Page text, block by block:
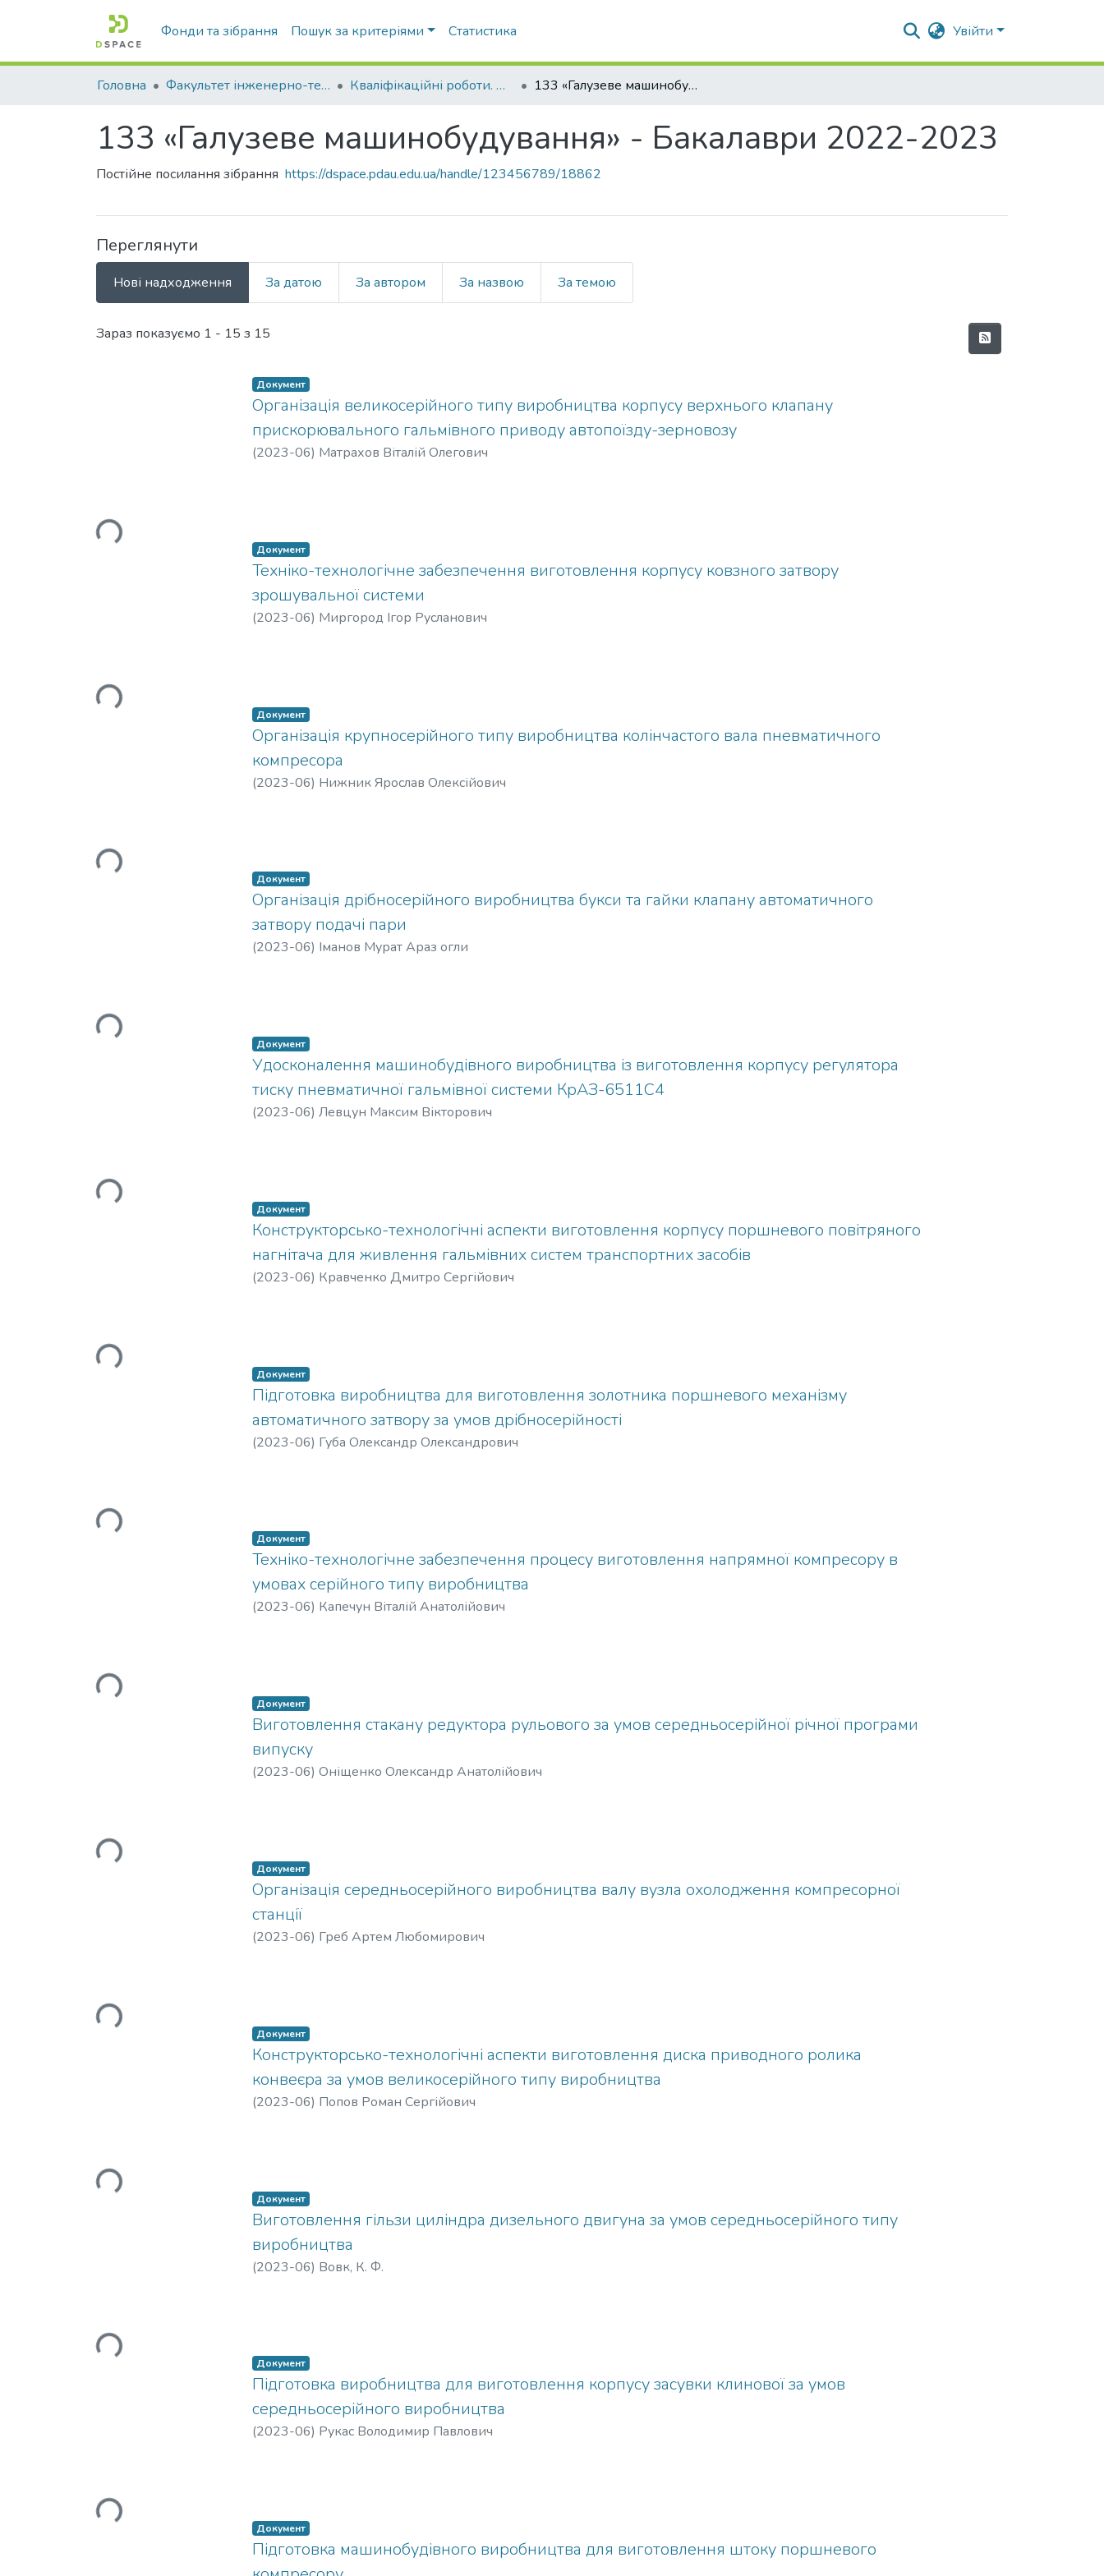
Фонди та зібрання Пошук за критеріями Статистика Увійти
Головна Факультет інженерно-технологічний Кваліфікаційні роботи. Факультет інженерно-технологічний 133 «Галузеве машинобудування» - Бакалаври 2022-2023
133 «Галузеве машинобудування» - Бакалаври 2022-2023
Постійне посилання зібрання https://dspace.pdau.edu.ua/handle/123456789/18862
Переглянути
Нові надходження За датою За автором За назвою За темою
Нові надходження
Зараз показуємо 1 - 15 з 15
Вантажиться...
Документ
Організація великосерійного типу виробництва корпусу верхнього клапану
прискорювального гальмівного приводу автопоїзду-зерновозу
(2023-06) Матрахов Віталій Олегович
Вантажиться...
Документ
Техніко-технологічне забезпечення виготовлення корпусу ковзного затвору
зрошувальної системи
(2023-06) Миргород Ігор Русланович
Вантажиться...
Документ
Організація крупносерійного типу виробництва колінчастого вала пневматичного
компресора
(2023-06) Нижник Ярослав Олексійович
Вантажиться...
Документ
Організація дрібносерійного виробництва букси та гайки клапану автоматичного
затвору подачі пари
(2023-06) Іманов Мурат Араз огли
Вантажиться...
Документ
Удосконалення машинобудівного виробництва із виготовлення корпусу регулятора
тиску пневматичної гальмівної системи КрАЗ-6511С4
(2023-06) Левцун Максим Вікторович
Вантажиться...
Документ
Конструкторсько-технологічні аспекти виготовлення корпусу поршневого повітряного
нагнітача для живлення гальмівних систем транспортних засобів
(2023-06) Кравченко Дмитро Сергійович
Вантажиться...
Документ
Підготовка виробництва для виготовлення золотника поршневого механізму
автоматичного затвору за умов дрібносерійності
(2023-06) Губа Олександр Олександрович
Вантажиться...
Документ
Техніко-технологічне забезпечення процесу виготовлення напрямної компресору в
умовах серійного типу виробництва
(2023-06) Капечун Віталій Анатолійович
Вантажиться...
Документ
Виготовлення стакану редуктора рульового за умов середньосерійної річної програми
випуску
(2023-06) Оніщенко Олександр Анатолійович
Вантажиться...
Документ
Організація середньосерійного виробництва валу вузла охолодження компресорної
станції
(2023-06) Греб Артем Любомирович
Вантажиться...
Документ
Конструкторсько-технологічні аспекти виготовлення диска приводного ролика
конвеєра за умов великосерійного типу виробництва
(2023-06) Попов Роман Сергійович
Вантажиться...
Документ
Виготовлення гільзи циліндра дизельного двигуна за умов середньосерійного типу
виробництва
(2023-06) Вовк, К. Ф.
Вантажиться...
Документ
Підготовка виробництва для виготовлення корпусу засувки клинової за умов
середньосерійного виробництва
(2023-06) Рукас Володимир Павлович
Документ
Підготовка машинобудівного виробництва для виготовлення штоку поршневого